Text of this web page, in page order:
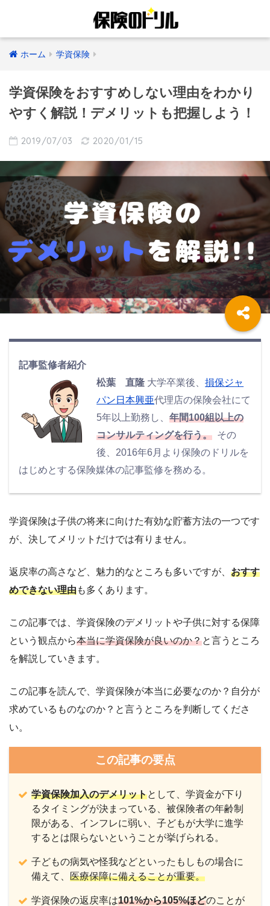
ホーム 学資保険
学資保険をおすすめしない理由をわかり
やすく解説！デメリットも把握しよう！
2019/07/03 2020/01/15
記事監修者紹介
松葉 直隆 大学卒業後、損保ジャ
パン日本興亜代理店の保険会社にて
5年以上勤務し、年間100組以上の
コンサルティングを行う。 その
後、2016年6月より保険のドリルを
はじめとする保険媒体の記事監修を務める。
学資保険は子供の将来に向けた有効な貯蓄方法の一つです
が、決してメリットだけでは有りません。
返戻率の高さなど、魅力的なところも多いですが、 おすす
めできない理由も多くあります。
この記事では、学資保険のデメリットや子供に対する保障
という観点から本当に学資保険が良いのか？と言うところ
を解説していきます。
この記事を読んで、学資保険が本当に必要なのか？自分が
求めているものなのか？と言うところを判断してくださ
い。
この記事の要点
学資保険加入のデメリットとして、学資金が下り
るタイミングが決まっている、被保険者の年齢制
限がある、インフレに弱い、子どもが大学に進学
するとは限らないということが挙げられる。
子どもの病気や怪我などといったもしもの場合に
備えて、医療保障に備えることが重要。
学資保険の返戻率は101%から105%ほどのことが